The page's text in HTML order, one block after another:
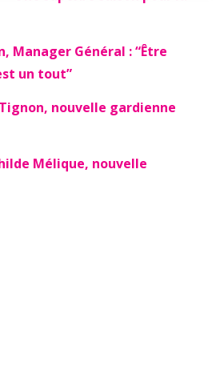
Manager Général : “Être
un tout”
nouvelle gardienne
Mélique, nouvelle